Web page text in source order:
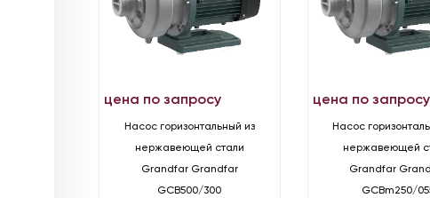
цена по запросу
Насос горизонтальный из
нержавеющей стали
Grandfar Grandfar
GCB500/300
цена по запросу
Насос
нержавеющей
Grandfar
GCBm250/